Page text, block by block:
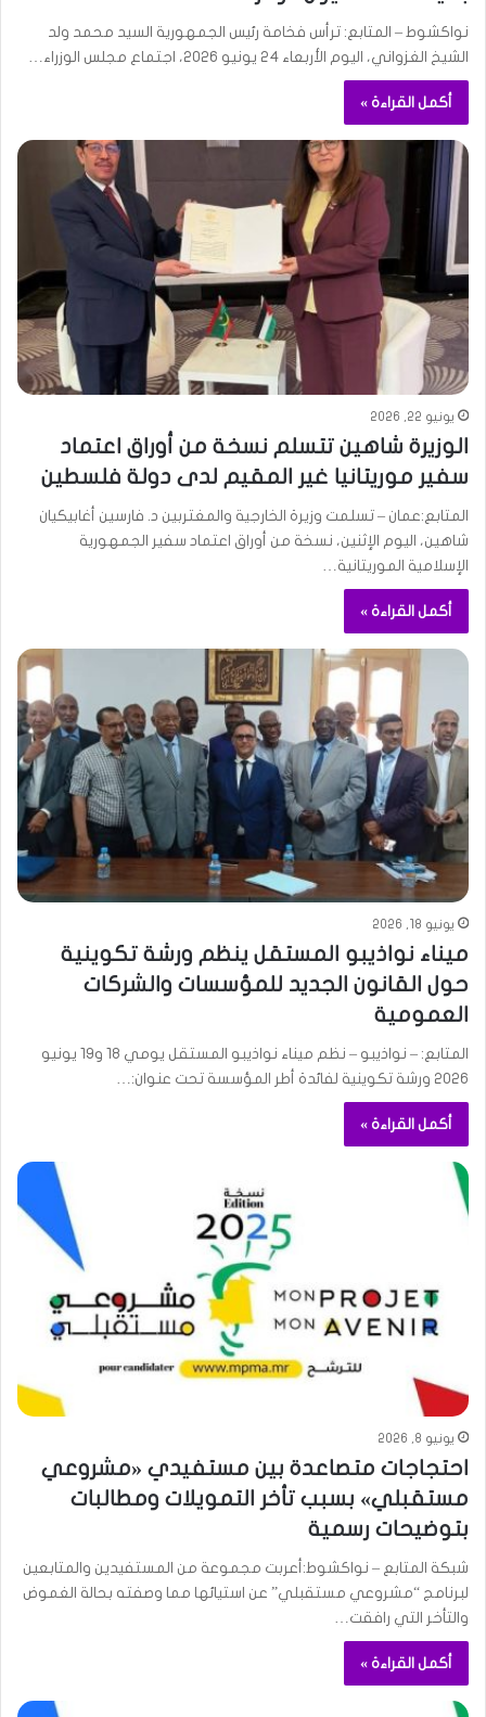
نواكشوط – المتابع: ترأس فخامة رئيس الجمهورية السيد محمد ولد
الشيخ الغزواني، اليوم الأربعاء 24 يونيو 2026، اجتماع مجلس الوزراء…
أكمل القراءة »
يونيو 22, 2026
الوزيرة شاهين تتسلم نسخة من أوراق اعتماد
سفير موريتانيا غير المقيم لدى دولة فلسطين
المتابع:عمان – تسلمت وزيرة الخارجية والمغتربين د. فارسين أغابيكيان
شاهين، اليوم الإثنين، نسخة من أوراق اعتماد سفير الجمهورية
الإسلامية الموريتانية…
أكمل القراءة »
يونيو 18, 2026
ميناء نواذيبو المستقل ينظم ورشة تكوينية
حول القانون الجديد للمؤسسات والشركات
العمومية
المتابع: – نواذيبو – نظم ميناء نواذيبو المستقل يومي 18 و19 يونيو
2026 ورشة تكوينية لفائدة أطر المؤسسة تحت عنوان:…
أكمل القراءة »
يونيو 8, 2026
احتجاجات متصاعدة بين مستفيدي «مشروعي
مستقبلي» بسبب تأخر التمويلات ومطالبات
بتوضيحات رسمية
شبكة المتابع – نواكشوط:أعربت مجموعة من المستفيدين والمتابعين
لبرنامج “مشروعي مستقبلي” عن استيائها مما وصفته بحالة الغموض
والتأخر التي رافقت…
أكمل القراءة »